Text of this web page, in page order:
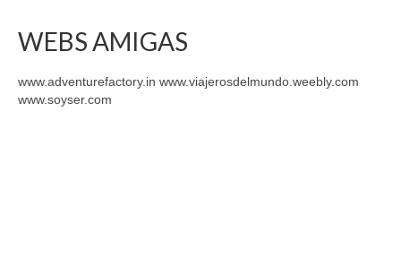
WEBS AMIGAS
www.adventurefactory.in www.viajerosdelmundo.weebly.com
www.soyser.com